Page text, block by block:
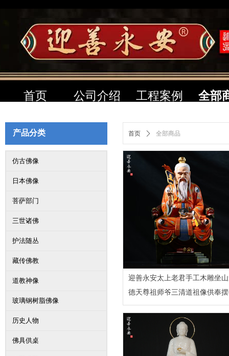
首页 公司介绍 工程案例 全部
仿古佛像
日本佛像
菩萨部门
三世诸佛
护法随丛
藏传佛教
道教神像
玻璃钢树脂佛像
历史人物
佛具供桌
产品分类
迎善永安太上老君手工木雕坐
德天尊祖师爷三清道祖像供奉
首页 ꄲ 全部商品